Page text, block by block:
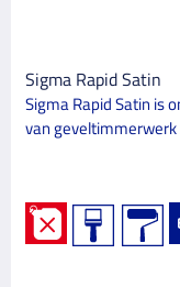
Sigma Rapid Satin
Sigma Rapid Satin is
van geveltimmerwerk